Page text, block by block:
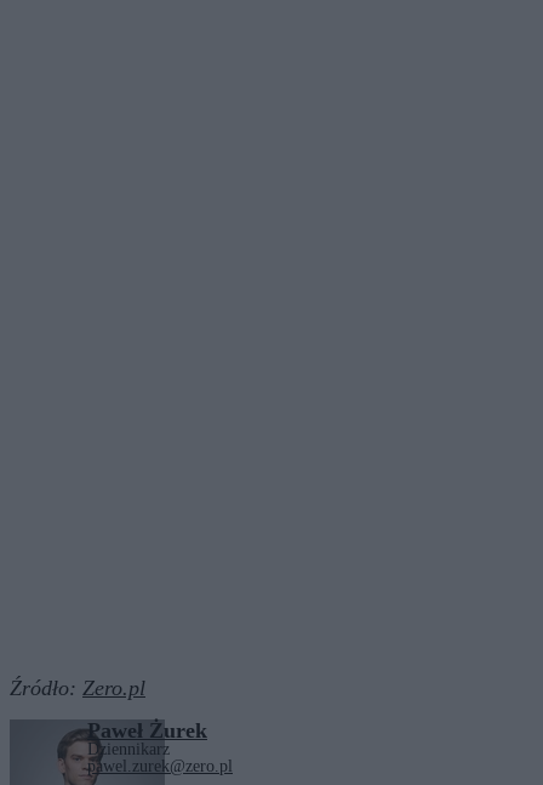
Źródło: Zero.pl
Paweł Żurek
Dziennikarz
pawel.zurek@zero.pl